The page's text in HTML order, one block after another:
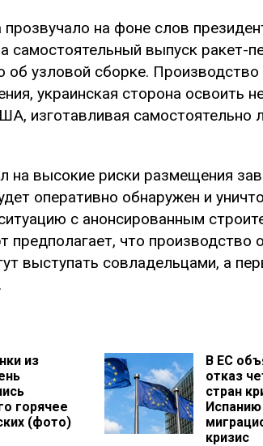
прозвучало на фоне слов
самостоятельный выпуск ракет-
об узловой сборке.
украинская сторона освоить
изготавливая самостоятельно
на высокие риски размещения
оперативно обнаружен и
с анонсированным
предполагает, что производство
выступать совладельцами, а
из
горячее
(фото)
В ЕС
отказ
стран
Испанию
кризис